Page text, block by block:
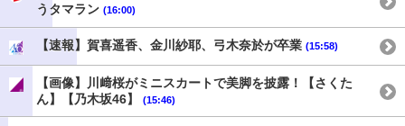
うタマラン (16:00)
【速報】賀喜遥香、金川紗耶、弓木奈於が卒業 (15:58)
【画像】川﨑桜がミニスカートで美脚を披露！【さくた
ん】【乃木坂46】
(15:46)